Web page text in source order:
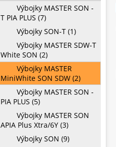
Výbojky MASTER SON -
T PIA PLUS (7)
Výbojky SON-T (1)
Výbojky MASTER SDW-T
White SON (2)
Výbojky MASTER
MiniWhite SON SDW (2)
Výbojky MASTER SON -
PIA PLUS (5)
Výbojky MASTER SON
APIA Plus Xtra/6Y (3)
Výbojky SON (9)